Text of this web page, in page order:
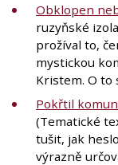
Obklopen
ruzyňské
prožíval to,
mystickou
Kristem. O to
Pokřtil
(Tematické
tušit, jak
výrazně